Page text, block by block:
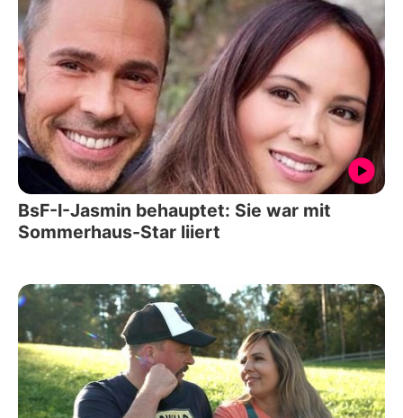
BsF-I-Jasmin behauptet: Sie war mit
Sommerhaus-Star liiert